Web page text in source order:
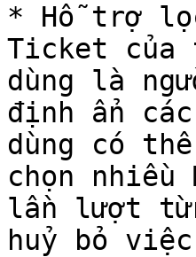
* Hỗ trợ
Ticket của
dùng là
định ẩn
dùng có
chọn
lần lượt
huỷ bỏ